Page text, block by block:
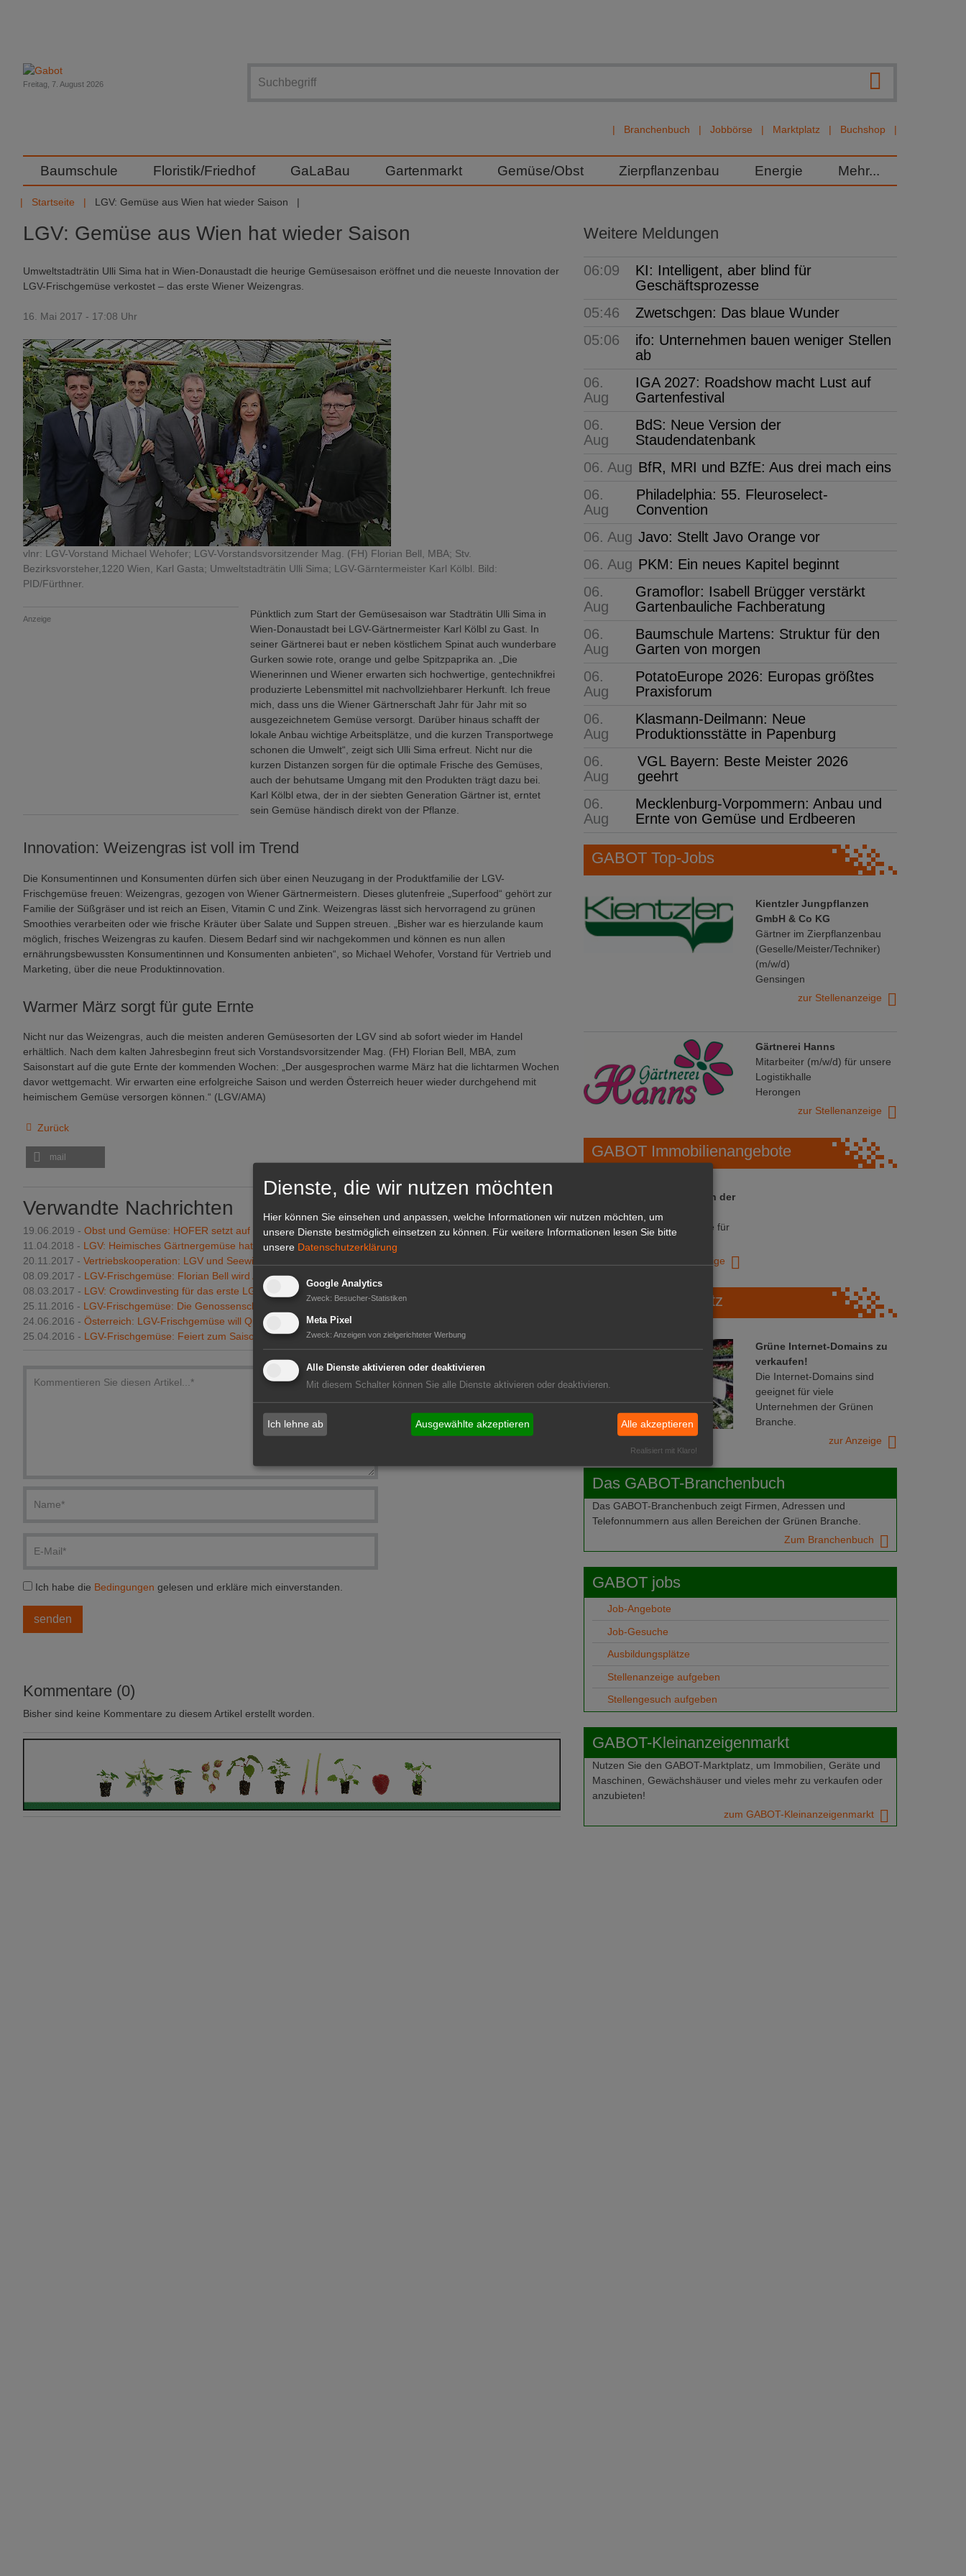
Branchenbuch Jobbörse Marktplatz Buchshop
Freitag, 7. August 2026
Baumschule Floristik/Friedhof GaLaBau Gartenmarkt Gemüse/Obst Zierpflanzenbau Energie Mehr...
Startseite LGV: Gemüse aus Wien hat wieder Saison
LGV: Gemüse aus Wien hat wieder Saison
Umweltstadträtin Ulli Sima hat in Wien-Donaustadt die heurige Gemüsesaison eröffnet und die neueste Innovation der
LGV-Frischgemüse verkostet – das erste Wiener Weizengras.
16. Mai 2017 - 17:08 Uhr
vlnr: LGV-Vorstand Michael Wehofer; LGV-Vorstandsvorsitzender Mag. (FH) Florian Bell, MBA; Stv.
Bezirksvorsteher,1220 Wien, Karl Gasta; Umweltstadträtin Ulli Sima; LGV-Gärntermeister Karl Kölbl. Bild:
PID/Fürthner.
Anzeige
Pünktlich zum Start der Gemüsesaison war Stadträtin Ulli Sima in
Wien-Donaustadt bei LGV-Gärtnermeister Karl Kölbl zu Gast. In
seiner Gärtnerei baut er neben köstlichem Spinat auch wunderbare
Gurken sowie rote, orange und gelbe Spitzpaprika an. „Die
Wienerinnen und Wiener erwarten sich hochwertige, gentechnikfrei
produzierte Lebensmittel mit nachvollziehbarer Herkunft. Ich freue
mich, dass uns die Wiener Gärtnerschaft Jahr für Jahr mit so
ausgezeichnetem Gemüse versorgt. Darüber hinaus schafft der
lokale Anbau wichtige Arbeitsplätze, und die kurzen Transportwege
schonen die Umwelt“, zeigt sich Ulli Sima erfreut. Nicht nur die
kurzen Distanzen sorgen für die optimale Frische des Gemüses,
auch der behutsame Umgang mit den Produkten trägt dazu bei.
Karl Kölbl etwa, der in der siebten Generation Gärtner ist, erntet
sein Gemüse händisch direkt von der Pflanze.
Innovation: Weizengras ist voll im Trend
Die Konsumentinnen und Konsumenten dürfen sich über einen Neuzugang in der Produktfamilie der LGV-
Frischgemüse freuen: Weizengras, gezogen von Wiener Gärtnermeistern. Dieses glutenfreie „Superfood“ gehört zur
Familie der Süßgräser und ist reich an Eisen, Vitamin C und Zink. Weizengras lässt sich hervorragend zu grünen
Smoothies verarbeiten oder wie frische Kräuter über Salate und Suppen streuen. „Bisher war es hierzulande kaum
möglich, frisches Weizengras zu kaufen. Diesem Bedarf sind wir nachgekommen und können es nun allen
ernährungsbewussten Konsumentinnen und Konsumenten anbieten“, so Michael Wehofer, Vorstand für Vertrieb und
Marketing, über die neue Produktinnovation.
Warmer März sorgt für gute Ernte
Nicht nur das Weizengras, auch die meisten anderen Gemüsesorten der LGV sind ab sofort wieder im Handel
erhältlich. Nach dem kalten Jahresbeginn freut sich Vorstandsvorsitzender Mag. (FH) Florian Bell, MBA, zum
Saisonstart auf die gute Ernte der kommenden Wochen: „Der ausgesprochen warme März hat die lichtarmen Wochen
davor wettgemacht. Wir erwarten eine erfolgreiche Saison und werden Österreich heuer wieder durchgehend mit
heimischem Gemüse versorgen können.“ (LGV/AMA)
Zurück
mail
Verwandte Nachrichten
19.06.2019 - Obst und Gemüse: HOFER setzt auf kurze Transportwege
11.04.2018 - LGV: Heimisches Gärtnergemüse hat wieder Saison
20.11.2017 - Vertriebskooperation: LGV und Seewinkler Sonnengemüse
08.09.2017 - LGV-Frischgemüse: Florian Bell wird Alleinvorstand
08.03.2017 - LGV: Crowdinvesting für das erste LGV-Gärtnergschäftl
25.11.2016 - LGV-Frischgemüse: Die Genossenschaft als Erfolgsmodell
24.06.2016 - Österreich: LGV-Frischgemüse will Qualitätsführerschaft ausbauen
25.04.2016 - LGV-Frischgemüse: Feiert zum Saisonstart 70-jähriges Jubiläum
Ich habe die Bedingungen gelesen und erkläre mich einverstanden.
Kommentare (0)
Bisher sind keine Kommentare zu diesem Artikel erstellt worden.
Weitere Meldungen
06:09
KI: Intelligent, aber blind für
Geschäftsprozesse
05:46
Zwetschgen: Das blaue Wunder
05:06
ifo: Unternehmen bauen weniger Stellen
ab
06.
Aug
IGA 2027: Roadshow macht Lust auf
Gartenfestival
06.
Aug
BdS: Neue Version der
Staudendatenbank
06. Aug BfR, MRI und BZfE: Aus drei mach eins
06.
Aug
Philadelphia: 55. Fleuroselect-
Convention
06. Aug Javo: Stellt Javo Orange vor
06. Aug PKM: Ein neues Kapitel beginnt
06.
Aug
Gramoflor: Isabell Brügger verstärkt
Gartenbauliche Fachberatung
06.
Aug
Baumschule Martens: Struktur für den
Garten von morgen
06.
Aug
PotatoEurope 2026: Europas größtes
Praxisforum
06.
Aug
Klasmann-Deilmann: Neue
Produktionsstätte in Papenburg
06.
Aug
VGL Bayern: Beste Meister 2026
geehrt
06.
Aug
Mecklenburg-Vorpommern: Anbau und
Ernte von Gemüse und Erdbeeren
GABOT Top-Jobs
Kientzler Jungpflanzen
GmbH & Co KG
Gärtner im Zierpflanzenbau
(Geselle/Meister/Techniker)
(m/w/d)
Gensingen
zur Stellenanzeige
Gärtnerei Hanns
Mitarbeiter (m/w/d) für unsere
Logistikhalle
Herongen
zur Stellenanzeige
GABOT Immobilienangebote
1A-Lage, ihre Chance in der
grünen Branche
Repräsentative Immobilie für
zur Anzeige
GABOT Marktplatz
Grüne Internet-Domains zu
verkaufen!
Die Internet-Domains sind
geeignet für viele
Unternehmen der Grünen
Branche.
zur Anzeige
Das GABOT-Branchenbuch
Das GABOT-Branchenbuch zeigt Firmen, Adressen und
Telefonnummern aus allen Bereichen der Grünen Branche.
Zum Branchenbuch
GABOT jobs
Job-Angebote
Job-Gesuche
Ausbildungsplätze
Stellenanzeige aufgeben
Stellengesuch aufgeben
GABOT-Kleinanzeigenmarkt
Nutzen Sie den GABOT-Marktplatz, um Immobilien, Geräte und
Maschinen, Gewächshäuser und vieles mehr zu verkaufen oder
anzubieten!
zum GABOT-Kleinanzeigenmarkt
Dienste, die wir nutzen möchten
Hier können Sie einsehen und anpassen, welche Informationen wir nutzen möchten, um
unsere Dienste bestmöglich einsetzen zu können.
Für weitere Informationen lesen Sie bitte
unsere Datenschutzerklärung
Google Analytics
Zweck: Besucher-Statistiken
Meta Pixel
Zweck: Anzeigen von zielgerichteter Werbung
Alle Dienste aktivieren oder deaktivieren
Mit diesem Schalter können Sie alle Dienste aktivieren oder deaktivieren.
Ich lehne ab Ausgewählte akzeptieren Alle akzeptieren
Realisiert mit Klaro!